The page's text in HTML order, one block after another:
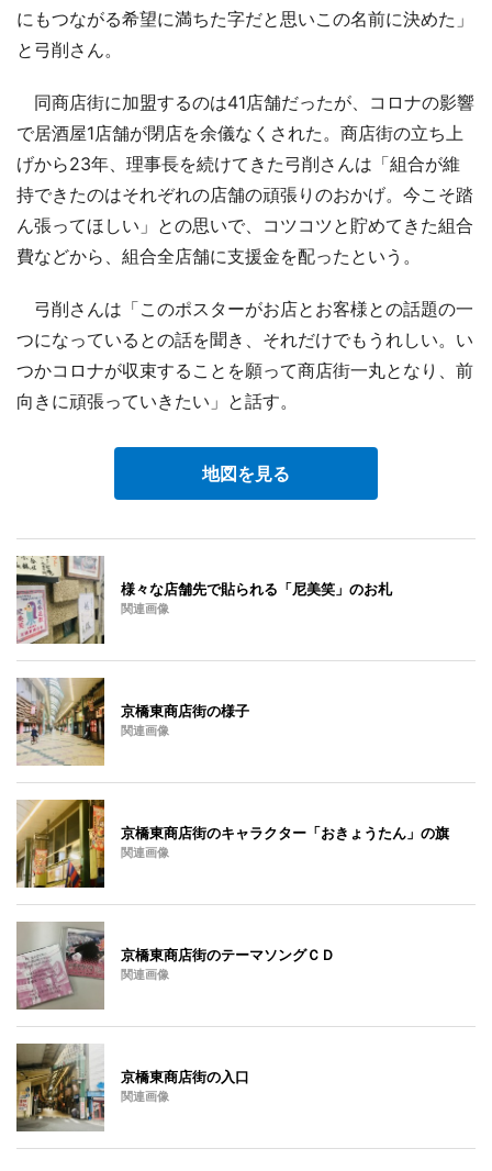
にもつながる希望に満ちた字だと思いこの名前に決めた」
と弓削さん。
同商店街に加盟するのは41店舗だったが、コロナの影響
で居酒屋1店舗が閉店を余儀なくされた。商店街の立ち上
げから23年、理事長を続けてきた弓削さんは「組合が維
持できたのはそれぞれの店舗の頑張りのおかげ。今こそ踏
ん張ってほしい」との思いで、コツコツと貯めてきた組合
費などから、組合全店舗に支援金を配ったという。
弓削さんは「このポスターがお店とお客様との話題の一
つになっているとの話を聞き、それだけでもうれしい。い
つかコロナが収束することを願って商店街一丸となり、前
向きに頑張っていきたい」と話す。
地図を見る
様々な店舗先で貼られる「尼美笑」のお札
関連画像
京橋東商店街の様子
関連画像
京橋東商店街のキャラクター「おきょうたん」の旗
関連画像
京橋東商店街のテーマソングＣＤ
関連画像
京橋東商店街の入口
関連画像